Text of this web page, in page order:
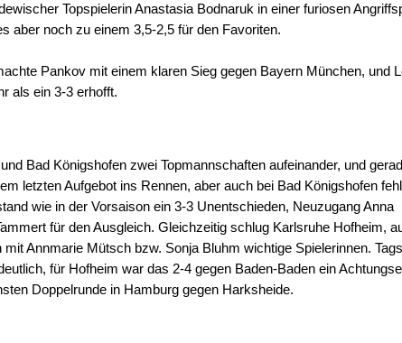
Topspielerin Anastasia Bodnaruk in einer furiosen
aber noch zu einem 3,5-2,5 für den Favoriten.
Pankov mit einem klaren Sieg gegen Bayern München, und
als ein 3-3 erhofft.
Bad Königshofen zwei Topmannschaften aufeinander, und
letzten Aufgebot ins Rennen, aber auch bei Bad Königshofen
wie in der Vorsaison ein 3-3 Unentschieden, Neuzugang Anna
für den Ausgleich. Gleichzeitig schlug Karlsruhe Hofheim,
Annmarie Mütsch bzw. Sonja Bluhm wichtige Spielerinnen.
für Hofheim war das 2-4 gegen Baden-Baden ein
Doppelrunde in Hamburg gegen Harksheide.